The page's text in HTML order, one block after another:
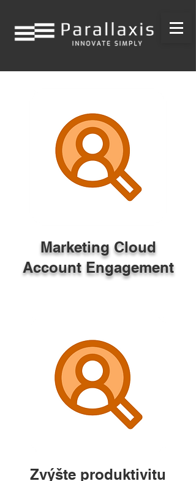
Marketing Cloud
Account Engagement
Zvýšte produktivitu